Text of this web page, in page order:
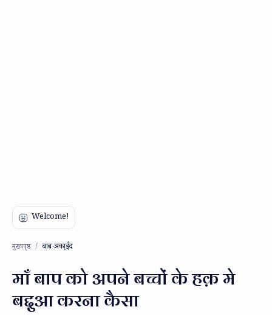
मुख्यपृष्ठ बाब अका़ईद
माँ बाप को अपने बच्चों के हक़ मे
बद्दुआ करना कैसा